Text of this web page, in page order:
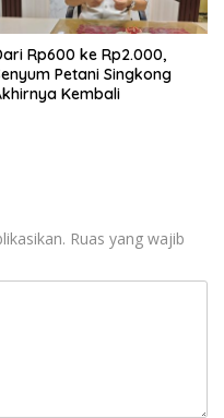
Rp600 ke Rp2.000,
Petani Singkong
Kembali
Ruas yang wajib